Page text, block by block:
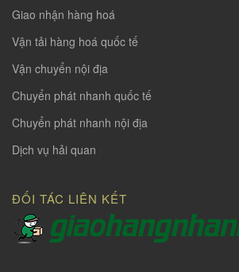
Giao nhận hàng hoá
Vận tải hàng hoá quốc tế
Vận chuyển nội địa
Chuyển phát nhanh quốc tế
Chuyển phát nhanh nội địa
Dịch vụ hải quan
ĐỐI TÁC LIÊN KẾT